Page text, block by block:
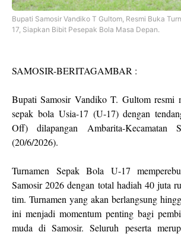
Bupati Samosir Vandiko T Gultom, Resmi Buka
17, Siapkan Bibit Pesepak Bola Masa Depan.
SAMOSIR-BERITAGAMBAR :
Bupati Samosir Vandiko T. Gultom resmi
sepak bola Usia-17 (U-17) dengan
Off) dilapangan Ambarita-Kecamatan
(20/6/2026).
Turnamen Sepak Bola U-17
Samosir 2026 dengan total hadiah 40 juta
tim. Turnamen yang akan berlangsung
ini menjadi momentum penting bagi
muda di Samosir. Seluruh peserta